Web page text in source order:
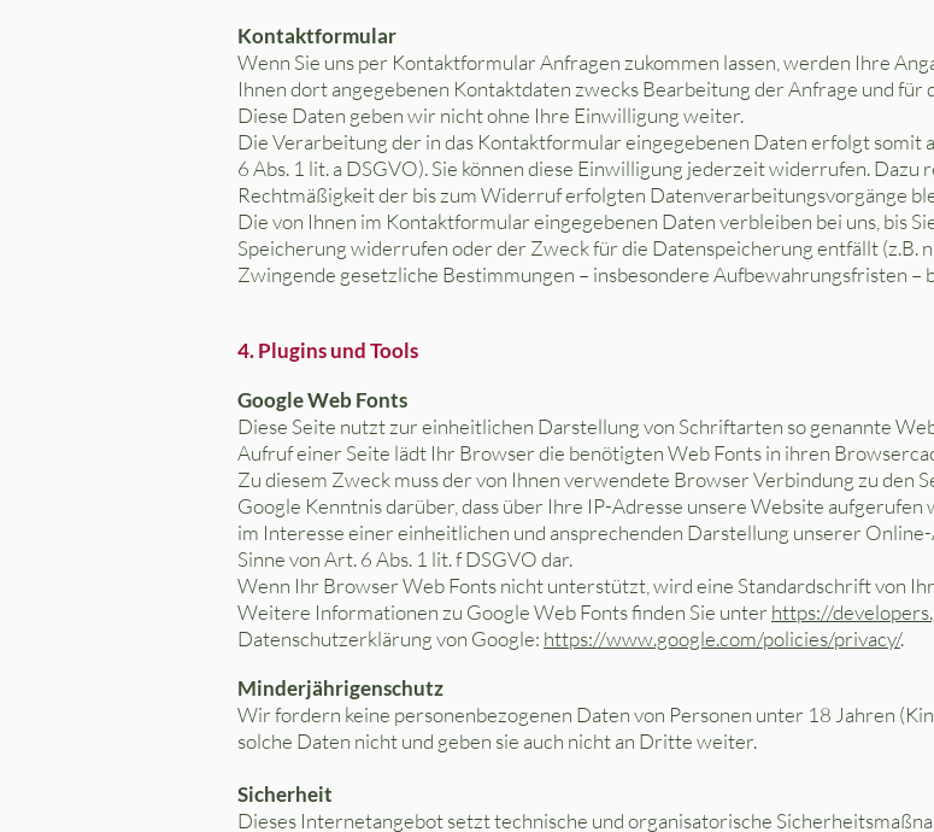
Kontaktformular
Wenn Sie uns per Kontaktformular Anfragen zukommen lassen, werden Ihre
Ihnen dort angegebenen Kontaktdaten zwecks Bearbeitung der Anfrage und für
Diese Daten geben wir nicht ohne Ihre Einwilligung weiter.
Die Verarbeitung der in das Kontaktformular eingegebenen Daten erfolgt
6 Abs. 1 lit. a DSGVO). Sie können diese Einwilligung jederzeit widerrufen.
Rechtmäßigkeit der bis zum Widerruf erfolgten Datenverarbeitungsvorgänge
Die von Ihnen im Kontaktformular eingegebenen Daten verbleiben bei uns, bis
Speicherung widerrufen oder der Zweck für die Datenspeicherung entfällt (z.B.
Zwingende gesetzliche Bestimmungen – insbesondere Aufbewahrungsfristen –
4. Plugins und Tools
Google Web Fonts
Diese Seite nutzt zur einheitlichen Darstellung von Schriftarten so genannte
Aufruf einer Seite lädt Ihr Browser die benötigten Web Fonts in ihren
Zu diesem Zweck muss der von Ihnen verwendete Browser Verbindung zu den
Google Kenntnis darüber, dass über Ihre IP-Adresse unsere Website
im Interesse einer einheitlichen und ansprechenden Darstellung unserer
Sinne von Art. 6 Abs. 1 lit. f DSGVO dar.
Wenn Ihr Browser Web Fonts nicht unterstützt, wird eine Standardschrift von
Weitere Informationen zu Google Web Fonts finden Sie unterhttps://
Datenschutzerklärung von Google: https://www.google.com/policies/privacy/.
Minderjährigenschutz
Wir fordern keine personenbezogenen Daten von Personen unter 18 Jahren
solche Daten nicht und geben sie auch nicht an Dritte weiter.
Sicherheit
Dieses Internetangebot setzt technische und organisatorische